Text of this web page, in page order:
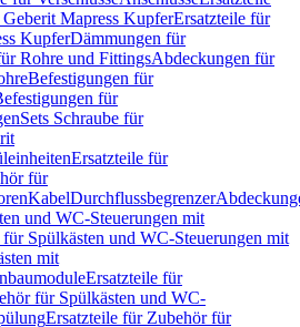
Mapress KupferErsatzteile für
KupferDämmungen für
Rohre und FittingsAbdeckungen für
Befestigungen für
für
Sets Schraube für
Ersatzteile für
für
KabelDurchflussbegrenzer
und WC-Steuerungen mit
für Spülkästen und WC-Steuerungen mit
mit
Ersatzteile für
für Spülkästen und WC-
Ersatzteile für Zubehör für